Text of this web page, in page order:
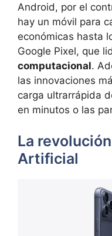
Android, por el
hay un móvil para
económicas hasta
Google Pixel, que
computacional.
las innovaciones
carga ultrarrápida
en minutos o las
La
Artificial